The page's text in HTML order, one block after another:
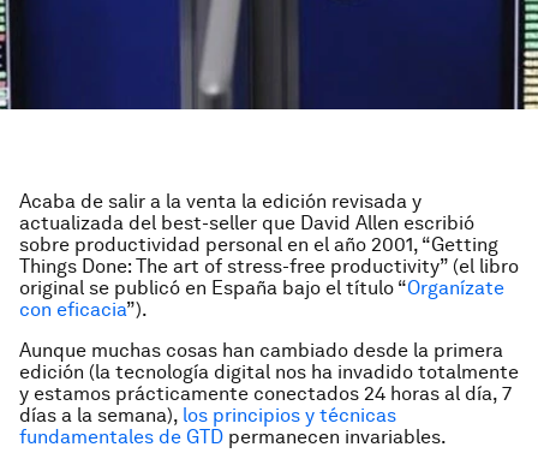
Acaba de salir a la venta la edición revisada y
actualizada del best-seller que David Allen escribió
sobre productividad personal en el año 2001, “Getting
Things Done: The art of stress-free productivity” (el libro
original se publicó en España bajo el título “Organízate
con eficacia”).
Aunque muchas cosas han cambiado desde la primera
edición (la tecnología digital nos ha invadido totalmente
y estamos prácticamente conectados 24 horas al día, 7
días a la semana), los principios y técnicas
fundamentales de GTD permanecen invariables.